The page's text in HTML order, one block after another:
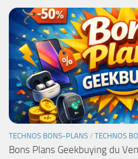
TECHNOS BONS-PLANS / TECHNOS
Bons Plans Geekbuying du